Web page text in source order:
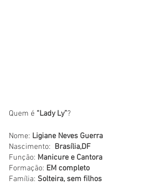
Quem é “Lady Ly”?
Nome: Ligiane Neves Guerra
Nascimento: Brasília,DF
Função: Manicure e Cantora
Formação: EM completo
Família: Solteira, sem filhos